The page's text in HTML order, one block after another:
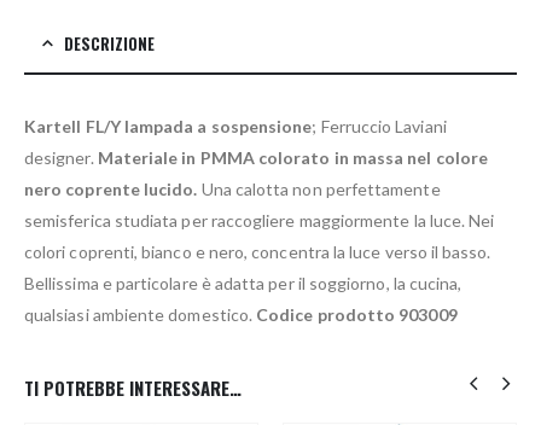
DESCRIZIONE
Kartell FL/Y lampada a sospensione; Ferruccio Laviani
designer. Materiale in PMMA colorato in massa nel colore
nero coprente lucido. Una calotta non perfettamente
semisferica studiata per raccogliere maggiormente la luce. Nei
colori coprenti, bianco e nero, concentra la luce verso il basso.
Bellissima e particolare è adatta per il soggiorno, la cucina,
qualsiasi ambiente domestico. Codice prodotto 903009
TI POTREBBE INTERESSARE…